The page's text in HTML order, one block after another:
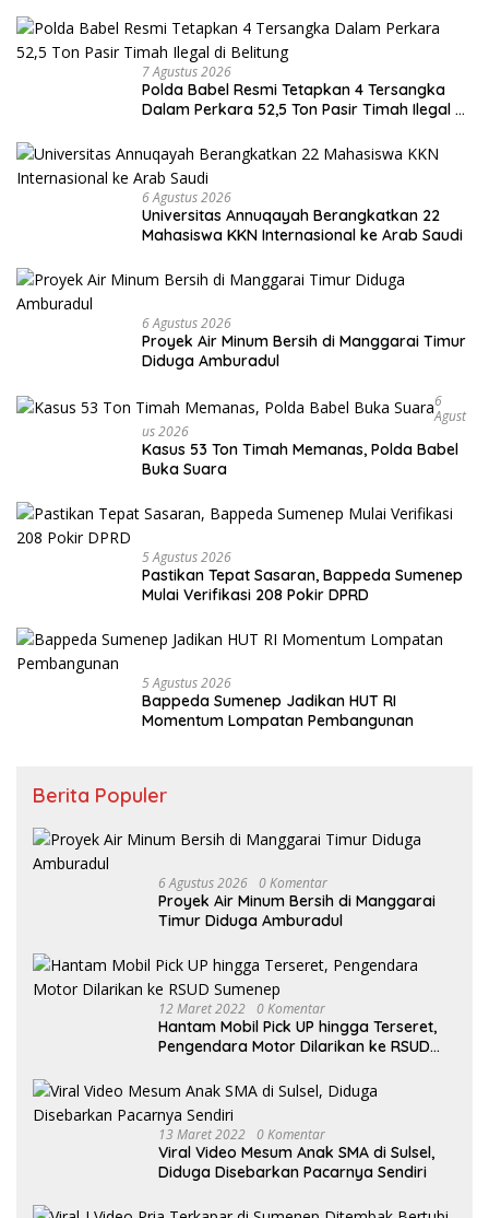
7 Agustus 2026
Polda Babel Resmi Tetapkan 4 Tersangka
Dalam Perkara 52,5 Ton Pasir Timah Ilegal di
6 Agustus 2026
Universitas Annuqayah Berangkatkan 22
Mahasiswa KKN Internasional ke Arab Saudi
6 Agustus 2026
Proyek Air Minum Bersih di Manggarai Timur
Diduga Amburadul
6
Agust
Us 2026
Kasus 53 Ton Timah Memanas, Polda Babel
Buka Suara
5 Agustus 2026
Pastikan Tepat Sasaran, Bappeda Sumenep
Mulai Verifikasi 208 Pokir DPRD
5 Agustus 2026
Bappeda Sumenep Jadikan HUT RI
Momentum Lompatan Pembangunan
Berita Populer
6 Agustus 2026 0 Komentar
Proyek Air Minum Bersih di Manggarai
Timur Diduga Amburadul
12 Maret 2022 0 Komentar
Hantam Mobil Pick UP hingga Terseret,
Pengendara Motor Dilarikan ke RSUD
13 Maret 2022 0 Komentar
Viral Video Mesum Anak SMA di Sulsel,
Diduga Disebarkan Pacarnya Sendiri